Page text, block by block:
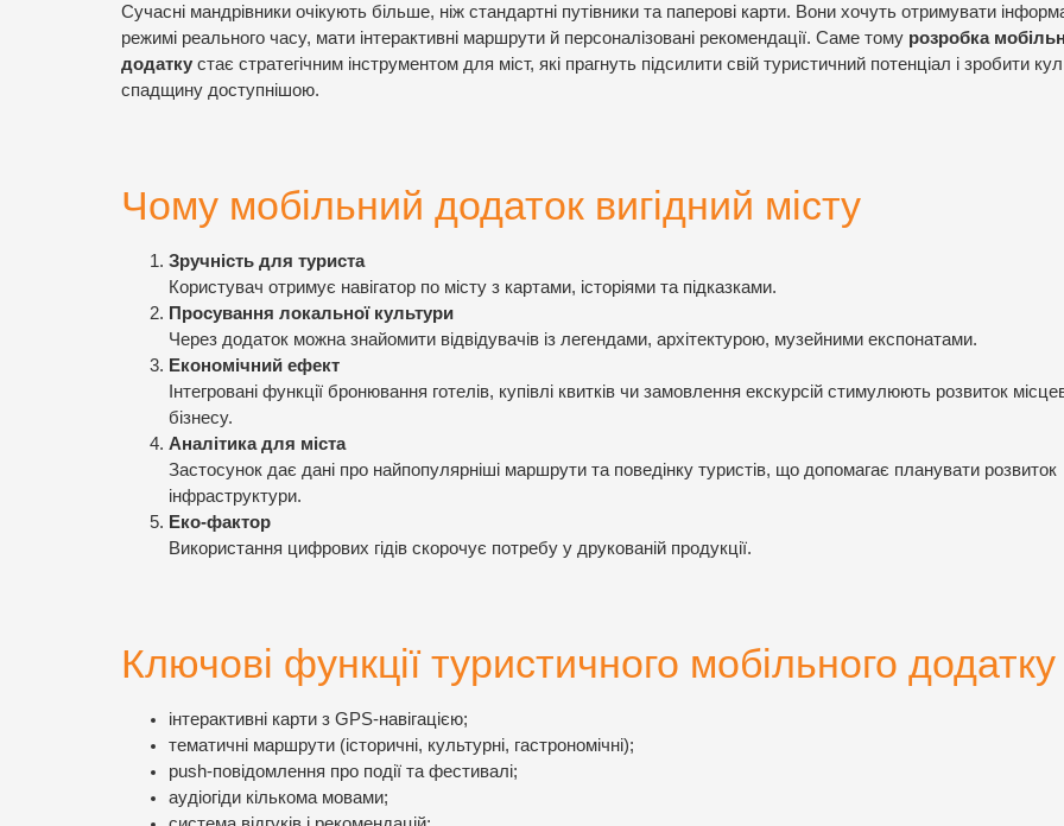
Сучасні мандрівники очікують більше, ніж стандартні путівники та паперові карти. Вони хочуть отримувати
режимі реального часу, мати інтерактивні маршрути й персоналізовані рекомендації. Саме тому розробка
додатку стає стратегічним інструментом для міст, які прагнуть підсилити свій туристичний потенціал і зробити
спадщину доступнішою.
Чому мобільний додаток вигідний місту
Зручність для туриста
Користувач отримує навігатор по місту з картами, історіями та підказками.
Просування локальної культури
Через додаток можна знайомити відвідувачів із легендами, архітектурою, музейними експонатами.
Економічний ефект
Інтегровані функції бронювання готелів, купівлі квитків чи замовлення екскурсій стимулюють розвиток
бізнесу.
Аналітика для міста
Застосунок дає дані про найпопулярніші маршрути та поведінку туристів, що допомагає планувати розвиток
інфраструктури.
Еко-фактор
Використання цифрових гідів скорочує потребу у друкованій продукції.
Ключові функції туристичного мобільного додатку
інтерактивні карти з GPS-навігацією;
тематичні маршрути (історичні, культурні, гастрономічні);
push-повідомлення про події та фестивалі;
аудіогіди кількома мовами;